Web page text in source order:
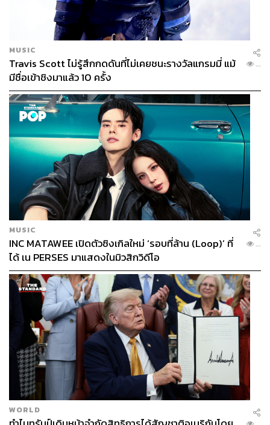
MUSIC
Travis Scott ไม่รู้สึกกดดันที่ไม่เคยชนะรางวัลแกรมมี่ แม้
มีชื่อเข้าชิงมาแล้ว 10 ครั้ง
...
MUSIC
INC MATAWEE เปิดตัวซิงเกิลใหม่ ‘รอบที่ล้าน (Loop)’ ที่
ได้ เน PERSES มาแสดงในมิวสิกวิดีโอ
...
WORLD